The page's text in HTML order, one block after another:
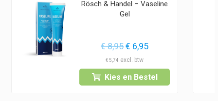
Rösch & Handel – Vaseline
Gel
€8,95Oorspronkelijke
prijs
was:
€ 8,95.
€ 6,95Huidige
is:
€ 6,95.
€5,74
Kies en Bestel